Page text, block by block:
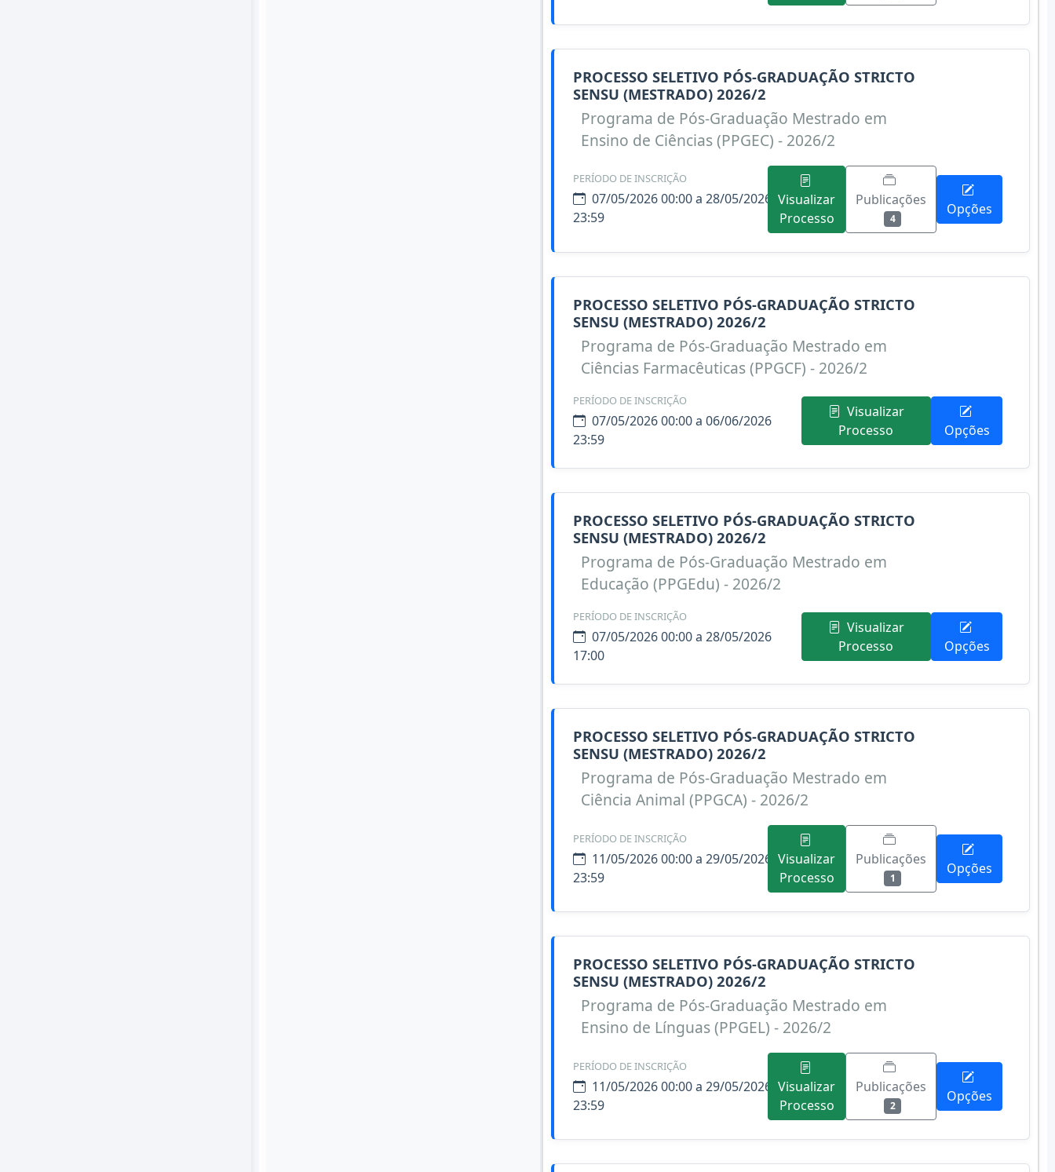
PROCESSO SELETIVO PÓS-GRADUAÇÃO STRICTO
SENSU (MESTRADO) 2026/2
Programa de Pós-Graduação Mestrado em
Ensino de Ciências (PPGEC) - 2026/2
PERÍODO DE INSCRIÇÃO
07/05/2026 00:00 a 28/05/2026
23:59
Visualizar
Processo
Publicações
4
Opções
PROCESSO SELETIVO PÓS-GRADUAÇÃO STRICTO
SENSU (MESTRADO) 2026/2
Programa de Pós-Graduação Mestrado em
Ciências Farmacêuticas (PPGCF) - 2026/2
PERÍODO DE INSCRIÇÃO
07/05/2026 00:00 a 06/06/2026
23:59
Visualizar
Processo
Opções
PROCESSO SELETIVO PÓS-GRADUAÇÃO STRICTO
SENSU (MESTRADO) 2026/2
Programa de Pós-Graduação Mestrado em
Educação (PPGEdu) - 2026/2
PERÍODO DE INSCRIÇÃO
07/05/2026 00:00 a 28/05/2026
17:00
Visualizar
Processo
Opções
PROCESSO SELETIVO PÓS-GRADUAÇÃO STRICTO
SENSU (MESTRADO) 2026/2
Programa de Pós-Graduação Mestrado em
Ciência Animal (PPGCA) - 2026/2
PERÍODO DE INSCRIÇÃO
11/05/2026 00:00 a 29/05/2026
23:59
Visualizar
Processo
Publicações
1
Opções
PROCESSO SELETIVO PÓS-GRADUAÇÃO STRICTO
SENSU (MESTRADO) 2026/2
Programa de Pós-Graduação Mestrado em
Ensino de Línguas (PPGEL) - 2026/2
PERÍODO DE INSCRIÇÃO
11/05/2026 00:00 a 29/05/2026
23:59
Visualizar
Processo
Publicações
2
Opções